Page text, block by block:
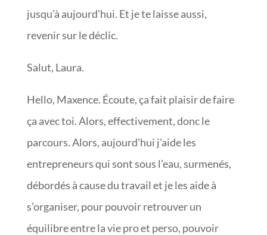
jusqu’à aujourd’hui. Et je te laisse aussi,
revenir sur le déclic.
Salut, Laura.
Hello, Maxence. Écoute, ça fait plaisir de faire
ça avec toi. Alors, effectivement, donc le
parcours. Alors, aujourd’hui j’aide les
entrepreneurs qui sont sous l’eau, surmenés,
débordés à cause du travail et je les aide à
s’organiser, pour pouvoir retrouver un
équilibre entre la vie pro et perso, pouvoir